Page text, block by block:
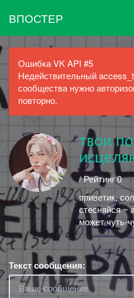
ВПОСТЕР
Ошибка VK API #5
Недействительный
сообщества нужно
повторно.
твои
/ Рейтинг 0
приветик,
стесняйся ~
может чуть-
Текст сообщения: